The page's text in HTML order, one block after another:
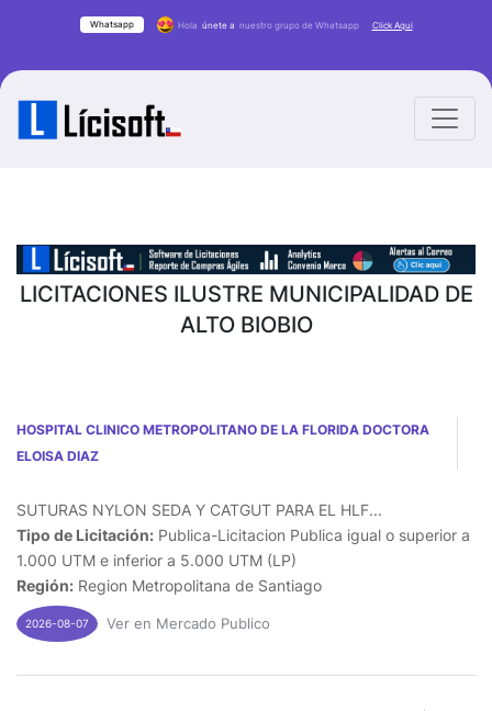
Whatsapp Hola únete a nuestro grupo de Whatsapp Click Aqui
LICITACIONES ILUSTRE MUNICIPALIDAD DE
ALTO BIOBIO
HOSPITAL CLINICO METROPOLITANO DE LA FLORIDA DOCTORA
ELOISA DIAZ
SUTURAS NYLON SEDA Y CATGUT PARA EL HLF...
Tipo de Licitación: Publica-Licitacion Publica igual o superior a
1.000 UTM e inferior a 5.000 UTM (LP)
Región: Region Metropolitana de Santiago
2026-08-07 Ver en Mercado Publico